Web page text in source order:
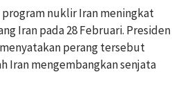
nuklir Iran meningkat
Iran pada 28 Februari. Presiden
perang tersebut
Iran mengembangkan senjata